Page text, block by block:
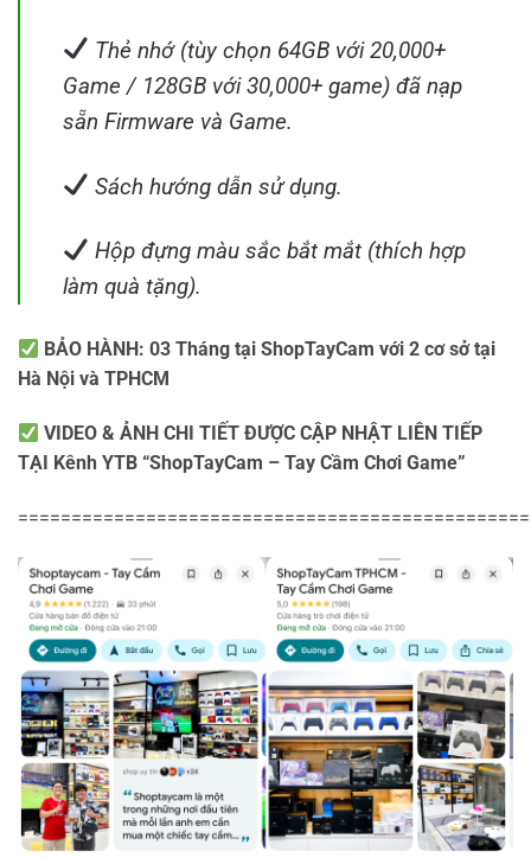
Thẻ nhớ (tùy chọn 64GB với 20,000+
Game / 128GB với 30,000+ game) đã nạp
sẵn Firmware và Game.
Sách hướng dẫn sử dụng.
Hộp đựng màu sắc bắt mắt (thích hợp
làm quà tặng).
BẢO HÀNH: 03 Tháng tại ShopTayCam với 2 cơ sở tại
Hà Nội và TPHCM
VIDEO & ẢNH CHI TIẾT ĐƯỢC CẬP NHẬT LIÊN TIẾP
TẠI Kênh YTB “ShopTayCam – Tay Cầm Chơi Game”